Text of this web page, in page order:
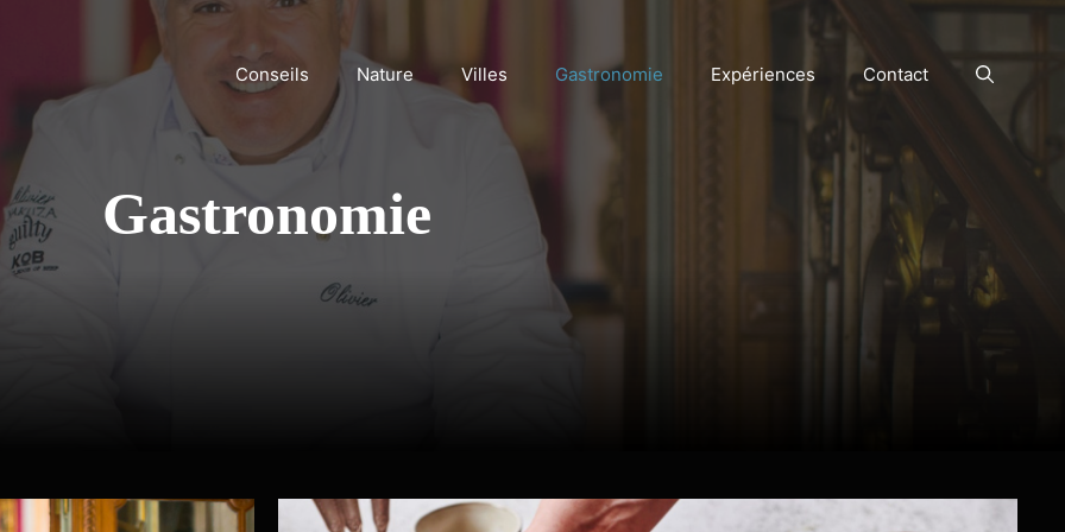
Conseils Nature Villes Gastronomie Expériences Contact
Gastronomie